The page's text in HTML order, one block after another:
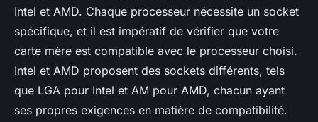
Intel et AMD. Chaque processeur nécessite un socket
spécifique, et il est impératif de vérifier que votre
carte mère est compatible avec le processeur choisi.
Intel et AMD proposent des sockets différents, tels
que LGA pour Intel et AM pour AMD, chacun ayant
ses propres exigences en matière de compatibilité.